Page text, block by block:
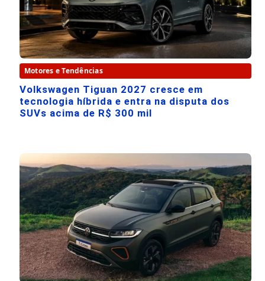
Motores e Tendências
Volkswagen Tiguan 2027 cresce em
tecnologia híbrida e entra na disputa dos
SUVs acima de R$ 300 mil